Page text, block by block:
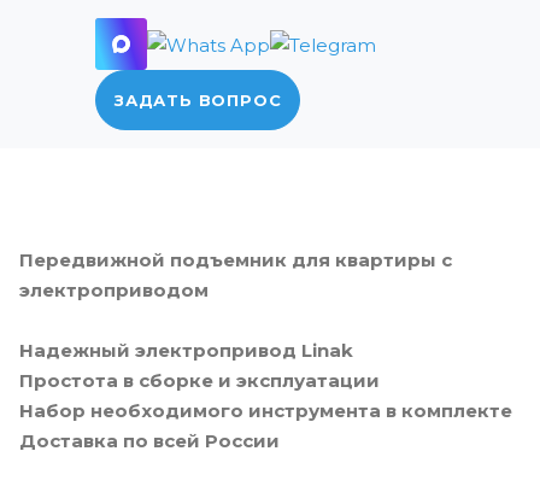
ЗАДАТЬ ВОПРОС
Передвижной подъемник для квартиры с
электроприводом
Надежный электропривод Linak
Простота в сборке и эксплуатации
Набор необходимого инструмента в комплекте
Доставка по всей России